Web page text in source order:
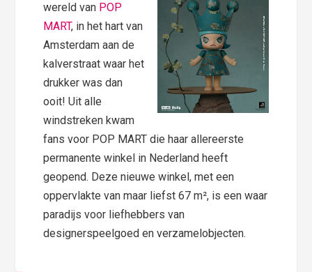
wereld van POP
MART, in het hart van
Amsterdam aan de
kalverstraat waar het
drukker was dan
ooit! Uit alle
windstreken kwam
fans voor POP MART die haar allereerste
permanente winkel in Nederland heeft
geopend. Deze nieuwe winkel, met een
oppervlakte van maar liefst 67 m², is een waar
paradijs voor liefhebbers van
designerspeelgoed en verzamelobjecten.